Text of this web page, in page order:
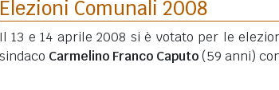
Elezioni Comunali 2008
Il 13 e 14 aprile 2008 si è votato per le
sindaco Carmelino Franco Caputo(59 anni)